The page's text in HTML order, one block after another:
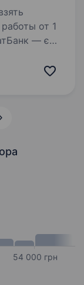
от 1
Займає
54 000 грн